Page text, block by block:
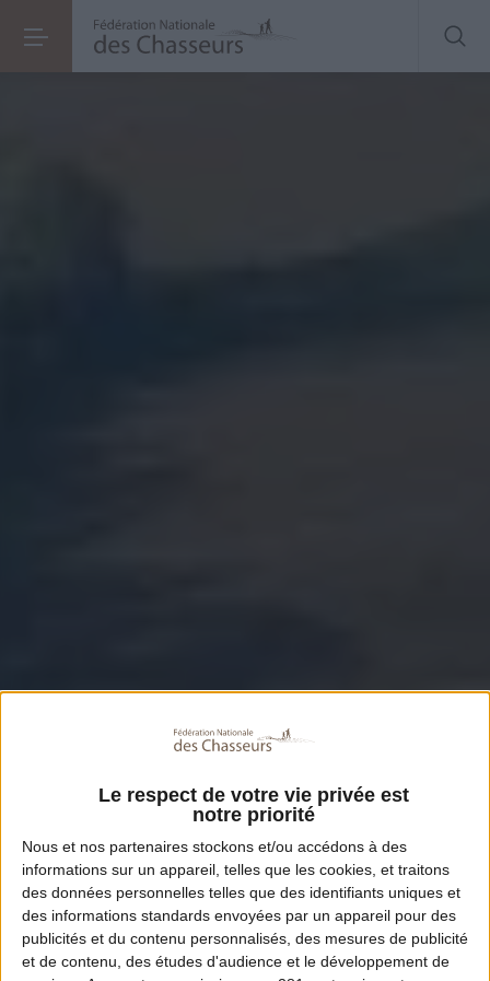
Le respect de votre vie privée est
notre priorité
Nous et nos partenaires stockons et/ou accédons à des
informations sur un appareil, telles que les cookies, et traitons
des données personnelles telles que des identifiants uniques et
des informations standards envoyées par un appareil pour des
publicités et du contenu personnalisés, des mesures de publicité
et de contenu, des études d'audience et le développement de